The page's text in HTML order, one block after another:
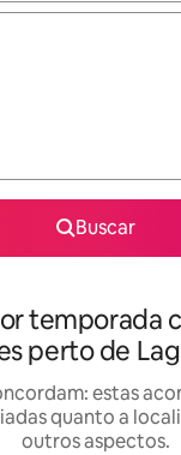
Buscar
temporada
perto de
estas
quanto a
outros aspectos.